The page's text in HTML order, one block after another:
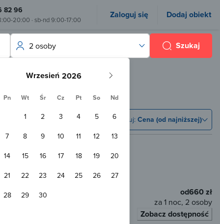
82 96
20:00 · sb-nd 9:00-17:00 Zaloguj się Dodaj obiekt
Wrzesień
Pn Wt Śr Cz Pt So Nd
1 2 3 4 5
6
7
8 9 10 11 12
13
14
15 16 17 18 19
20
21
22 23 24 25 26
27
28
29 30
2 osoby Szukaj
Sortuj: Cena (od najniższej)
Przyjazny zwierzętom
WiFi
od660 zł
za 1 noc, 2 osoby
Zobacz dostępność